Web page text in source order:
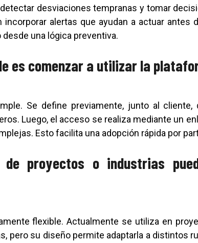
desviaciones tempranas y tomar
incorporar alertas que ayudan a actuar antes
una lógica preventiva.
es comenzar a utilizar la
Se define previamente, junto al
Luego, el acceso se realiza mediante un
Esto facilita una adopción rápida por
proyectos o industrias
flexible. Actualmente se utiliza en
pero su diseño permite adaptarla a distintos